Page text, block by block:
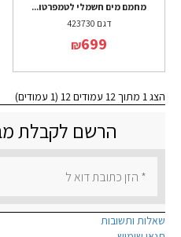
מחמם מים חשמלי לטמפרטו...
דגם 423730
₪699
הצג 1 מתוך 12 עמודים 12 (1 עמודים)
הרשם לקבלת
שאלות ותשובות